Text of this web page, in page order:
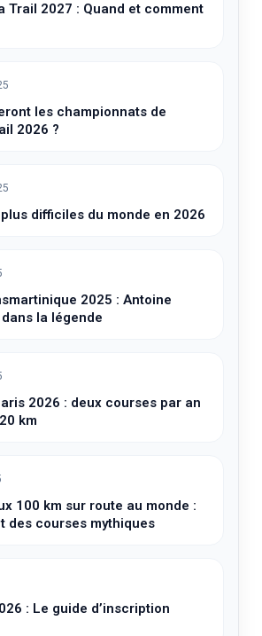
Trail 2027 : Quand et comment
les championnats de
2026 ?
difficiles du monde en 2026
2025 : Antoine
la légende
2026 : deux courses par an
km
100 km sur route au monde :
des courses mythiques
: Le guide d’inscription